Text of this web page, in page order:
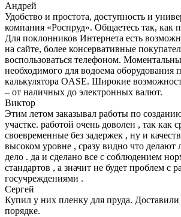
Андрей
Удобство и простота, доступность и
компания «Роспруд». Общаетесь так, как
Для поклонников Интернета есть
на сайте, более консервативные
воспользоваться телефоном.
необходимого для водоема оборудования
калькулятора OASE. Широкие
– от наличных до электронных валют.
Виктор
Этим летом заказывал работы по
участке. работой очень доволен , так как
своевременные без задержек , ну и
высоком уровне , сразу видно что
дело . да и сделано все с соблюдением
стандартов , а значит не будет проблем с
госучреждениями .
Сергей
Купил у них пленку для пруда. Доставили
порядке.